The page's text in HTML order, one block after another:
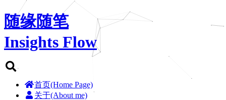
随缘随笔
Insights Flow
首页(Home Page)
关于(About me)